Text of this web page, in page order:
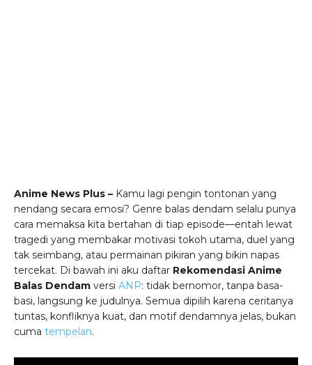
Anime News Plus – Kamu lagi pengin tontonan yang
nendang secara emosi? Genre balas dendam selalu punya
cara memaksa kita bertahan di tiap episode—entah lewat
tragedi yang membakar motivasi tokoh utama, duel yang
tak seimbang, atau permainan pikiran yang bikin napas
tercekat. Di bawah ini aku daftar Rekomendasi Anime
Balas Dendam versi ANP: tidak bernomor, tanpa basa-
basi, langsung ke judulnya. Semua dipilih karena ceritanya
tuntas, konfliknya kuat, dan motif dendamnya jelas, bukan
cuma tempelan.